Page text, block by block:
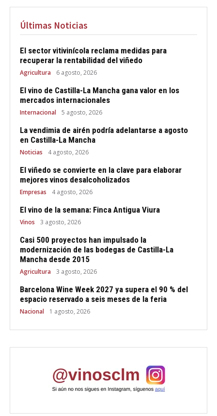
Últimas Noticias
El sector vitivinícola reclama medidas para
recuperar la rentabilidad del viñedo
Agricultura 6 agosto, 2026
El vino de Castilla-La Mancha gana valor en los
mercados internacionales
Internacional 5 agosto, 2026
La vendimia de airén podría adelantarse a agosto
en Castilla-La Mancha
Noticias 4 agosto, 2026
El viñedo se convierte en la clave para elaborar
mejores vinos desalcoholizados
Empresas 4 agosto, 2026
El vino de la semana: Finca Antigua Viura
Vinos 3 agosto, 2026
Casi 500 proyectos han impulsado la
modernización de las bodegas de Castilla-La
Mancha desde 2015
Agricultura 3 agosto, 2026
Barcelona Wine Week 2027 ya supera el 90 % del
espacio reservado a seis meses de la feria
Nacional 1 agosto, 2026